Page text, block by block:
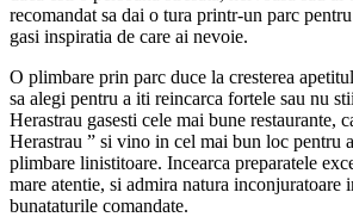
recomandat sa dai o tura printr-un parc
gasi inspiratia de care ai nevoie.
O plimbare prin parc duce la cresterea
sa alegi pentru a iti reincarca fortele sau nu
Herastrau gasesti cele mai bune restaurante,
Herastrau ” si vino in cel mai bun loc pentru
plimbare linistitoare. Incearca preparatele
mare atentie, si admira natura inconjuratoare
bunataturile comandate.